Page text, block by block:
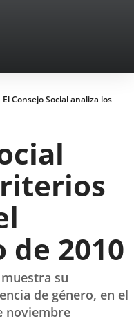
El Consejo Social analiza los
de 2010
su
de género, en el
noviembre